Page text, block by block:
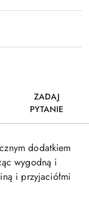
ZADAJ
PYTANIE
dodatkiem
wygodną i
i przyjaciółmi